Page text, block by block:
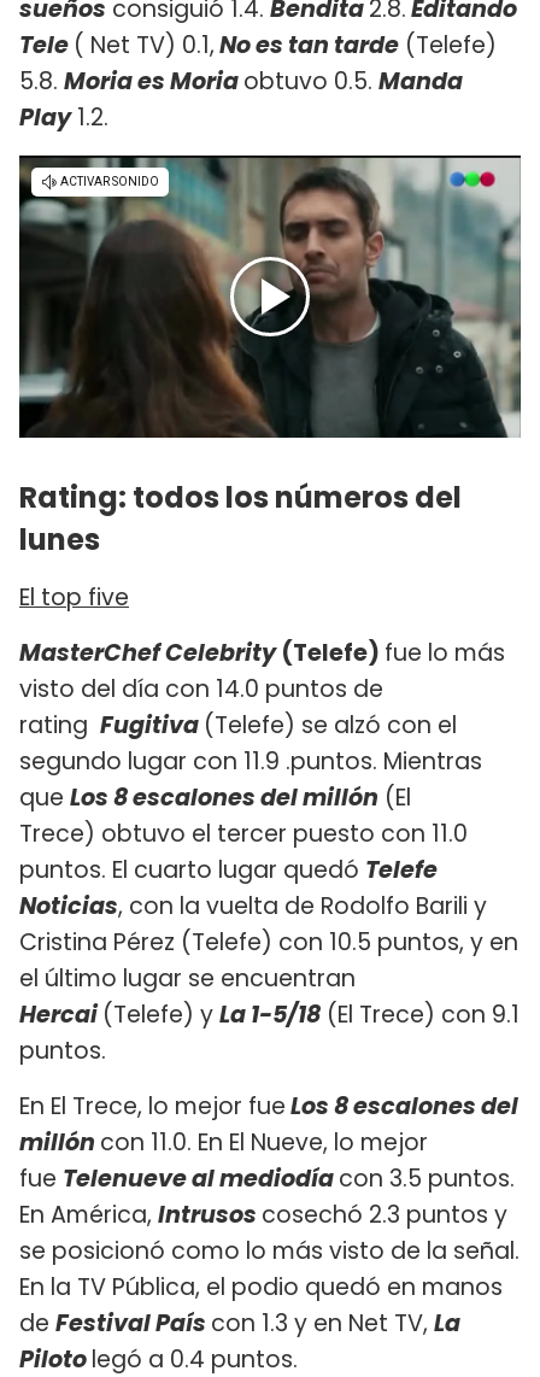
sueños consiguió 1.4. Bendita2.8.Editando
Tele ( Net TV) 0.1,No es tan tarde (Telefe)
5.8. Moria es Moriaobtuvo 0.5. Manda
Play1.2.
Rating: todos los números del
lunes
El top five
MasterChef Celebrity(Telefe) fue lo más
visto del día con 14.0 puntos de
rating Fugitiva (Telefe) se alzó con el
segundo lugar con 11.9 .puntos. Mientras
que Los 8 escalones del millón (El
Trece) obtuvo el tercer puesto con 11.0
puntos. El cuarto lugar quedó Telefe
Noticias, con la vuelta de Rodolfo Barili y
Cristina Pérez (Telefe) con 10.5 puntos, y en
el último lugar se encuentran
Hercai(Telefe) yLa 1-5/18 (El Trece) con 9.1
puntos.
En El Trece, lo mejor fueLos 8 escalones del
millón con 11.0. En El Nueve, lo mejor
fue Telenueve al mediodíacon 3.5 puntos.
En América, Intrusos cosechó 2.3 puntos y
se posicionó como lo más visto de la señal.
En la TV Pública, el podio quedó en manos
de Festival País con 1.3 y en Net TV, La
Pilotolegó a 0.4 puntos.